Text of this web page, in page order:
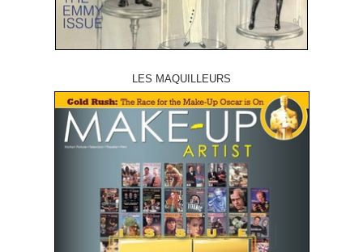
LES MAQUILLEURS